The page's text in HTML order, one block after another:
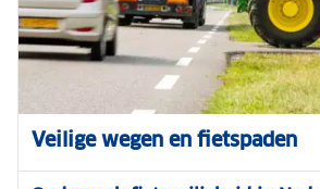
Veilige wegen en fietspaden